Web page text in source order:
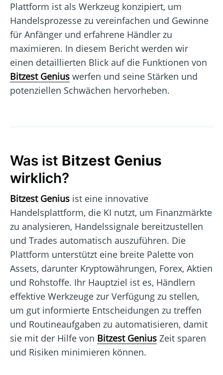
Plattform ist als Werkzeug konzipiert, um
Handelsprozesse zu vereinfachen und Gewinne
für Anfänger und erfahrene Händler zu
maximieren. In diesem Bericht werden wir
einen detaillierten Blick auf die Funktionen von
Bitzest Genius werfen und seine Stärken und
potenziellen Schwächen hervorheben.
Was ist Bitzest Genius
wirklich?
Bitzest Genius ist eine innovative
Handelsplattform, die KI nutzt, um Finanzmärkte
zu analysieren, Handelssignale bereitzustellen
und Trades automatisch auszuführen. Die
Plattform unterstützt eine breite Palette von
Assets, darunter Kryptowährungen, Forex, Aktien
und Rohstoffe. Ihr Hauptziel ist es, Händlern
effektive Werkzeuge zur Verfügung zu stellen,
um gut informierte Entscheidungen zu treffen
und Routineaufgaben zu automatisieren, damit
sie mit der Hilfe von Bitzest Genius Zeit sparen
und Risiken minimieren können.